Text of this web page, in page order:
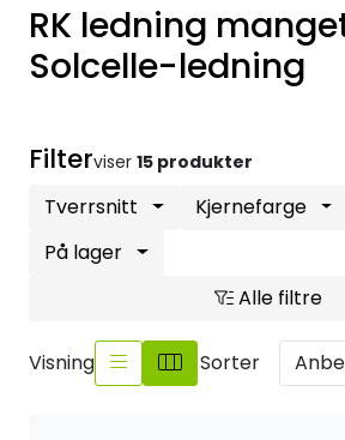
RK ledning
Solcelle-ledning
Filterviser 15 produkter
Tverrsnitt Kjernefarge
På lager
Alle filtre
Visning Sorter
Belysning
Kabler